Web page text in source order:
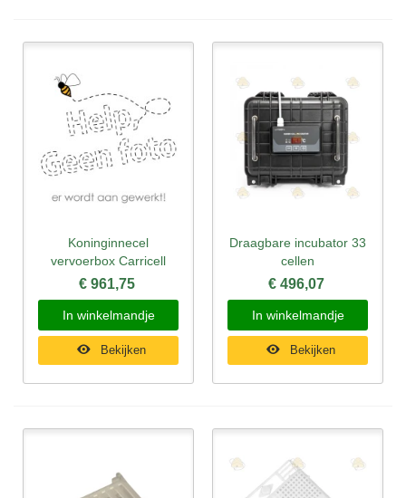
Koninginnecel
vervoerbox Carricell
€ 961,75
In winkelmandje
Bekijken
Draagbare incubator 33
cellen
€ 496,07
In winkelmandje
Bekijken